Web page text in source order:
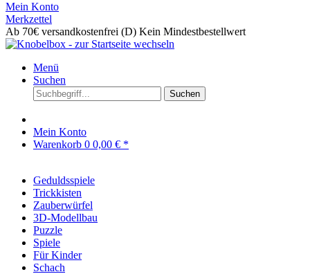
Mein Konto
Merkzettel
Ab 70€ versandkostenfrei (D) Kein Mindestbestellwert
Menü
Suchen
Suchen
Mein Konto
Warenkorb 0 0,00 € *
Geduldsspiele
Trickkisten
Zauberwürfel
3D-Modellbau
Puzzle
Spiele
Für Kinder
Schach